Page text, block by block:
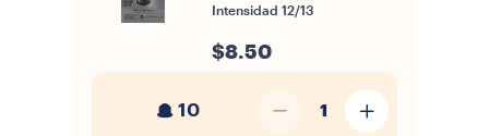
Intensidad 12/13
$8.50
10 1